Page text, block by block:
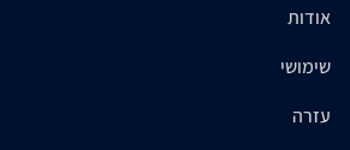
אודות
שימושי
עזרה